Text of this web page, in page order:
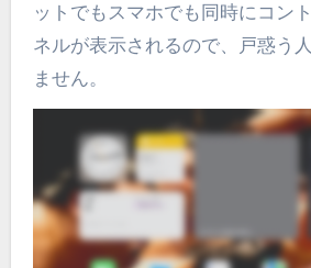
ットでもスマホでも同時にコン
ネルが表示されるので、戸惑う
ません。